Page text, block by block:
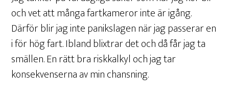
och vet att många fartkameror inte är igång.
Därför blir jag inte panikslagen när jag passerar en
i för hög fart. Ibland blixtrar det och då får jag ta
smällen. En rätt bra riskkalkyl och jag tar
konsekvenserna av min chansning.